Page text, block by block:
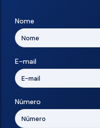
Nome
E-mail
Número